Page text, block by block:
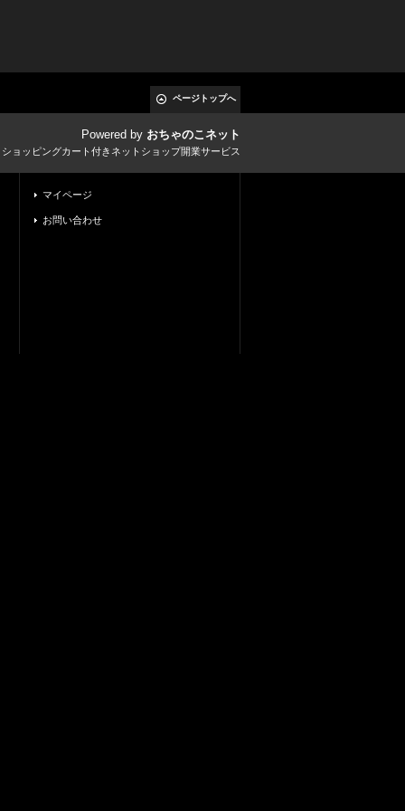
ページトップへ
Powered by おちゃのこネット
ョッピングカート付きネットショップ開業サービス
マイページ
お問い合わせ